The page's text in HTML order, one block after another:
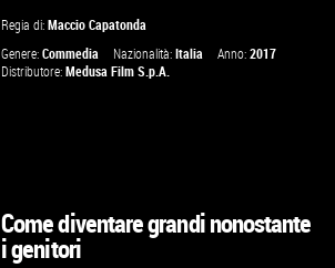
Regia di:Maccio Capatonda
Genere:Commedia Nazionalità:Italia Anno:2017
Distributore:Medusa Film S.p.A.
Come diventare grandi nonostante
i genitori